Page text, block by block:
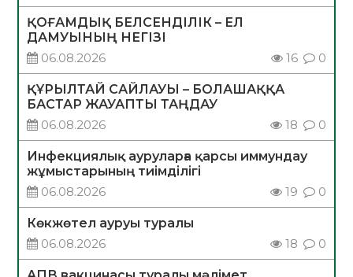
ҚОҒАМДЫҚ БЕЛСЕНДІЛІК – ЕЛ
ДАМУЫНЫҢ НЕГІЗІ
06.08.2026
16 0
ҚҰРЫЛТАЙ САЙЛАУЫ – БОЛАШАҚҚА
БАСТАР ЖАУАПТЫ ТАҢДАУ
06.08.2026
18 0
Инфекциялық ауруларға қарсы иммундау
жұмыстарының тиімділігі
06.08.2026
19 0
Көкжөтел ауруы туралы
06.08.2026
18 0